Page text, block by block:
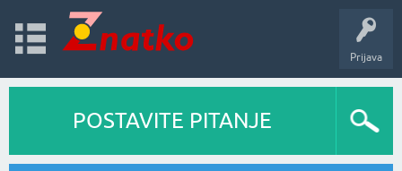
Prijava
POSTAVITE PITANJE